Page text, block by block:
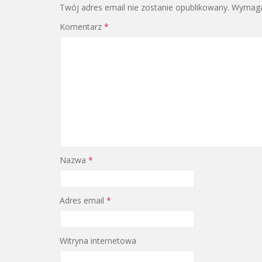
Twój adres email nie zostanie opublikowany.
Komentarz *
Nazwa *
Adres email *
Witryna internetowa